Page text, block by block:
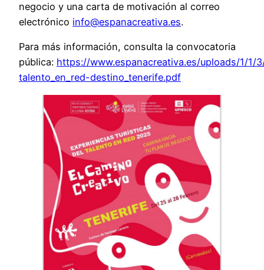
negocio y una carta de motivación al correo
electrónico info@espanacreativa.es.
Para más información, consulta la convocatoria
pública: https://www.espanacreativa.es/uploads/1/1/
talento_en_red-destino_tenerife.pdf